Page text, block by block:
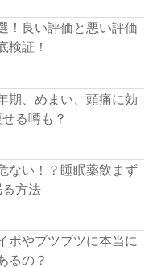
！良い評価と悪い評価
検証！
期、めまい、頭痛に効
る噂も？
ない！？睡眠薬飲まず
る方法
ボやブツブツに本当に
るの？